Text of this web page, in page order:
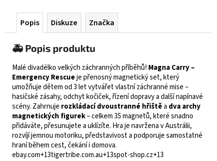
Popis Diskuze Značka
🚑 Popis produktu
Malé divadélko velkých záchranných příběhů! Magna Carry –
Emergency Rescueje přenosný magnetický set, který
umožňuje dětem od 3 let vytvářet vlastní záchranné mise –
hasičské zásahy, odchyt kočiček, řízení dopravy a další napínavé
scény. Zahrnuje rozkládací dvoustranné hřištěa dva archy
magnetických figurek– celkem 35 magnetů, které snadno
přidáváte, přesunujete a uklízíte. Hra je navržena v Austrálii,
rozvíjí jemnou motoriku, představivost a podporuje samostatné
hraní během cest, čekání i domova.
ebay.com+13tigertribe.com.au+13spot-shop.cz+13